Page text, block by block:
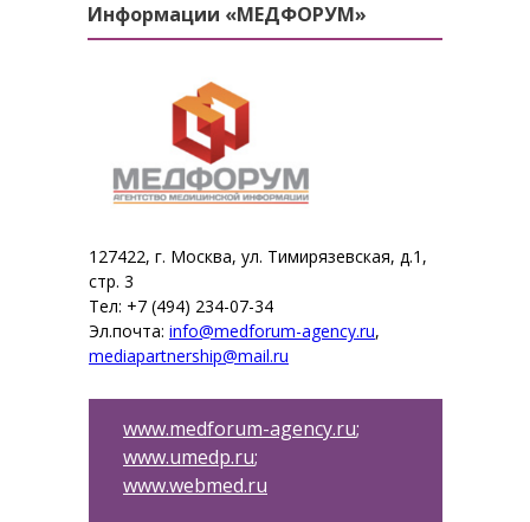
127422, г. Москва, ул. Тимирязевская, д.1,
стр. 3
Тел: +7 (494) 234-07-34
Эл.почта: info@medforum-agency.ru,
mediapartnership@mail.ru
Информации «МЕДФОРУМ»
www.medforum-agency.ru;
www.umedp.ru;
www.webmed.ru